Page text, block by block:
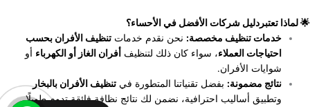
🌟 لماذا تعتبردليل شركات الأفضل في الأحساء؟
خدمات تنظيف مخصصة: نحن نقدم خدماتتنظيف الأفران بحسب
احتياجات العملاء، سواء كان ذلك لتنظيف أفران الغاز أو الكهرباء أو
شوايات الأفران.
نتائج مضمونة: بفضل تقنياتنا المتطورة فيتنظيف الأفران بالبخار
وتطبيق أساليب احترافية، نضمن لك نتائج نظافة فائقة تدوم طويلًا.